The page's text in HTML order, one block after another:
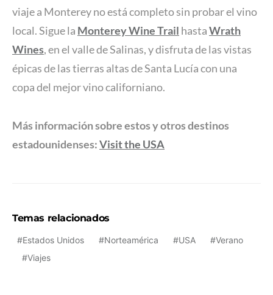
viaje a Monterey no está completo sin probar el vino
local. Sigue la Monterey Wine Trail hastaWrath
Wines, en el valle de Salinas, y disfruta de las vistas
épicas de las tierras altas de Santa Lucía con una
copa del mejor vino californiano.
Más información sobre estos y otros destinos
estadounidenses:Visit the USA
Temas relacionados
Estados Unidos Norteamérica USA
Verano
Viajes